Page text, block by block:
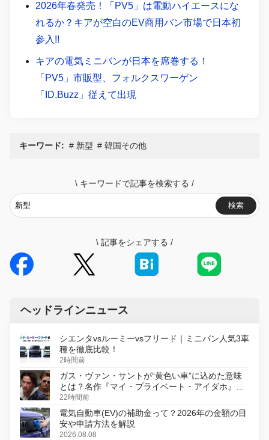
2026年春発売！「PV5」は電動ハイエースにな
れるか？キアが空白のEV商用バン市場で日本初
参入!!
キアの電気ミニバンが日本を席巻する！
「PV5」市販型、フォルクスワーゲン
「ID.Buzz」従えて出現
キーワード: 新型 韓国その他
\ キーワードで記事を検索する /
検索
\ 記事をシェアする /
ヘッドラインニュース
シエンタvsルーミーvsフリード｜ミニバン人気3車
種を徹底比較！
2時間前
ガス・ヴァン・サントが“黄色い車”に込めた意味
とは？名作『マイ・プライベート・アイダホ』が
初のデジタルリマスター版で復活
22時間前
電気自動車(EV)の補助金って？2026年の金額の目
安や申請方法を解説
2026.08.08